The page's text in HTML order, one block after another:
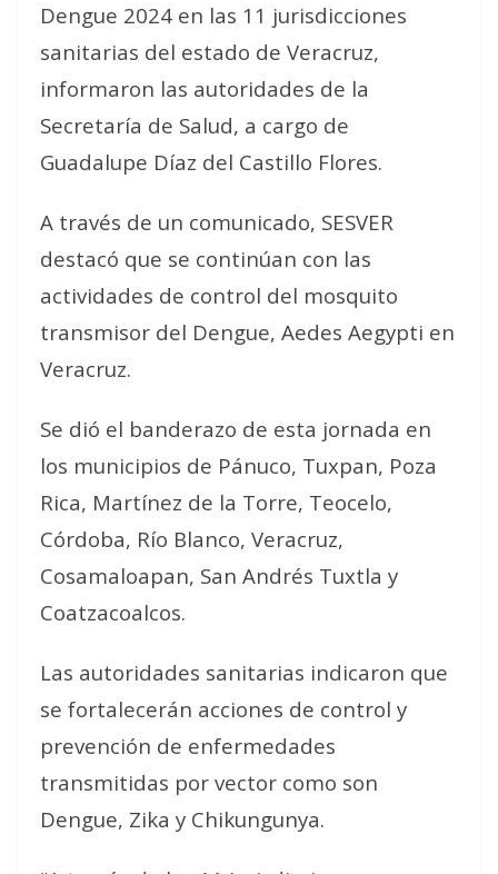
Dengue 2024 en las 11 jurisdicciones
sanitarias del estado de Veracruz,
informaron las autoridades de la
Secretaría de Salud, a cargo de
Guadalupe Díaz del Castillo Flores.
A través de un comunicado, SESVER
destacó que se continúan con las
actividades de control del mosquito
transmisor del Dengue, Aedes Aegypti en
Veracruz.
Se dió el banderazo de esta jornada en
los municipios de Pánuco, Tuxpan, Poza
Rica, Martínez de la Torre, Teocelo,
Córdoba, Río Blanco, Veracruz,
Cosamaloapan, San Andrés Tuxtla y
Coatzacoalcos.
Las autoridades sanitarias indicaron que
se fortalecerán acciones de control y
prevención de enfermedades
transmitidas por vector como son
Dengue, Zika y Chikungunya.